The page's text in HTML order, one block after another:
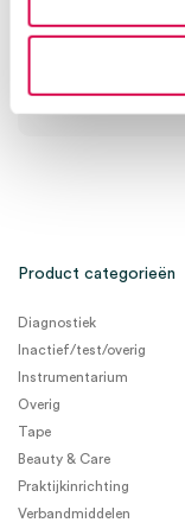
Product categorieën
Diagnostiek
Inactief/test/overig
Instrumentarium
Overig
Tape
Beauty & Care
Praktijkinrichting
Verbandmiddelen